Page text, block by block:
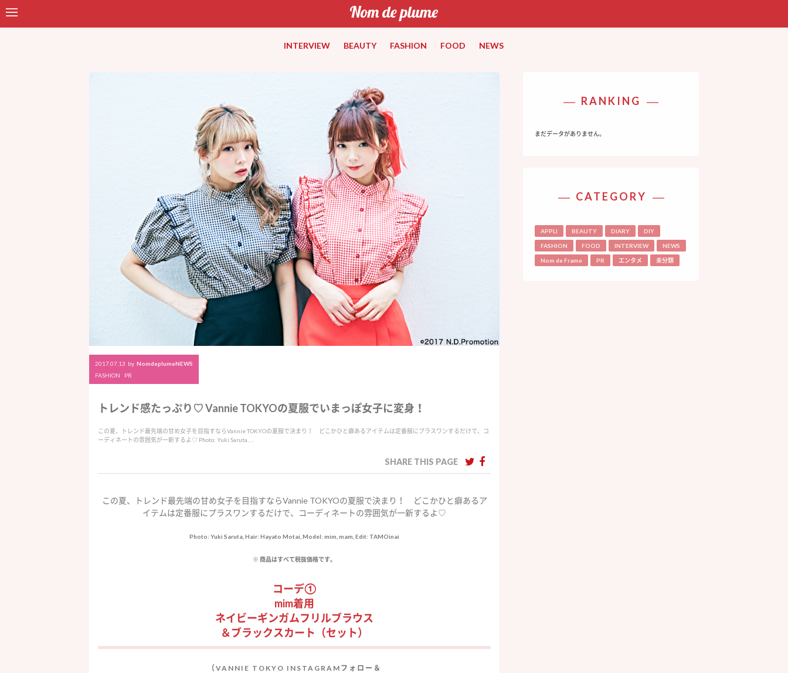
INTERVIEW BEAUTY FASHION FOOD NEWS
2017.07.13 by NomdeplumeNEWS
FASHION
PR
トレンド感たっぷり♡ Vannie TOKYOの夏服でいまっぽ女子に変身！
この夏、トレンド最先端の甘め女子を目指すならVannie TOKYOの夏服で決まり！ どこかひと癖あるアイテムは定番服にプラスワンするだけで、コ
ーディネートの雰囲気が一新するよ♡ Photo: Yuki Saruta, …
SHARE THIS PAGE
この夏、トレンド最先端の甘め女子を目指すならVannie TOKYOの夏服で決まり！ どこかひと癖あるア
イテムは定番服にプラスワンするだけで、コーディネートの雰囲気が一新するよ♡
Photo: Yuki Saruta, Hair: Hayato Motai, Model: mim, mam, Edit: TAMOinai
※ 商品はすべて税抜価格です。
コーデ①
mim着用
ネイビーギンガムフリルブラウス
＆ブラックスカート （セット）
（VANNIE TOKYO INSTAGRAMフォロー＆
RANKING
まだデータがありません。
CATEGORY
APPLI BEAUTY DIARY DIY
FASHION FOOD INTERVIEW NEWS
Nom de Frame PR エンタメ 未分類